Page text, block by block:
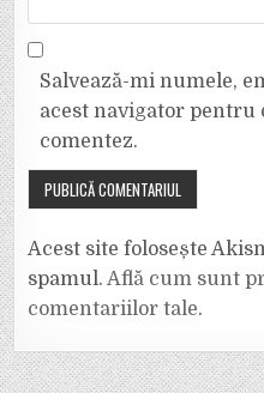
Salvează-mi numele,
acest navigator pentru
comentez.
Acest site folosește
spamul.Află cum sunt
comentariilor tale.